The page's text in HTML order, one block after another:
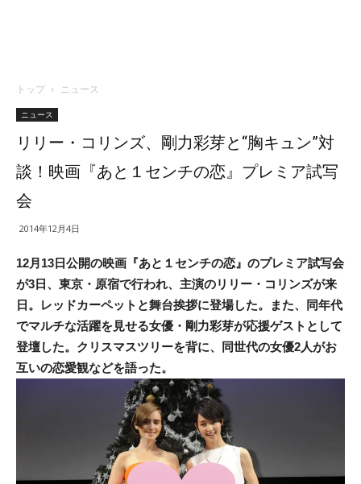
トップ ニュース
ニュース
リリー・コリンズ、剛力彩芽と“胸キュン”対
談！映画『あと１センチの恋』プレミア試写
会
2014年12月4日
12月13日公開の映画『あと１センチの恋』のプレミア試写会
が3日、東京・原宿で行われ、主演のリリー・コリンズが来
日。レッドカーペットと舞台挨拶に登場した。また、同年代
でマルチな活躍を見せる女優・剛力彩芽が応援ゲストとして
登壇した。クリスマスツリーを背に、同世代の女優2人がお
互いの恋愛観などを語った。